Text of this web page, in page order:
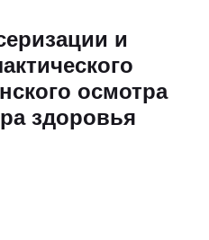
и
осмотра
здоровья